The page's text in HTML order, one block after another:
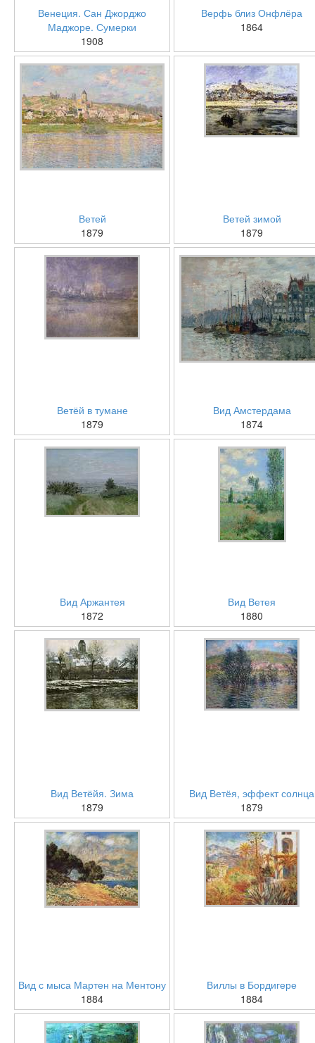
Венеция. Сан Джорджо
Маджоре. Сумерки
1908
Верфь близ Онфлёра
1864
Ветей
1879
Ветей зимой
1879
Ветёй в тумане
1879
Вид Амстердама
1874
Вид Аржантея
1872
Вид Ветея
1880
Вид Ветёйя. Зима
1879
Вид Ветёя, эффект солнца
1879
Вид с мыса Мартен на Ментону
1884
Виллы в Бордигере
1884